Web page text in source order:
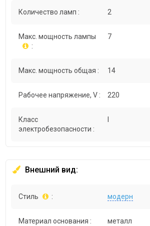
Количество ламп : 2
Макс. мощность лампы
:
7
Макс. мощность общая : 14
Рабочее напряжение, V : 220
Класс
электробезопасности :
Внешний вид:
Стиль : модерн
Материал основания : металл